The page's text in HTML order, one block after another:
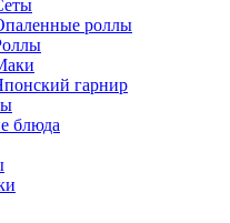
роллы
гарнир
блюда